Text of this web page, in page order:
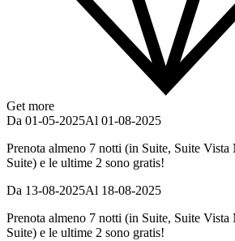
Get more
Da 01-05-2025Al 01-08-2025
Prenota almeno 7 notti (in Suite, Suite Vista
Suite) e le ultime 2 sono gratis!
Da 13-08-2025Al 18-08-2025
Prenota almeno 7 notti (in Suite, Suite Vista
Suite) e le ultime 2 sono gratis!